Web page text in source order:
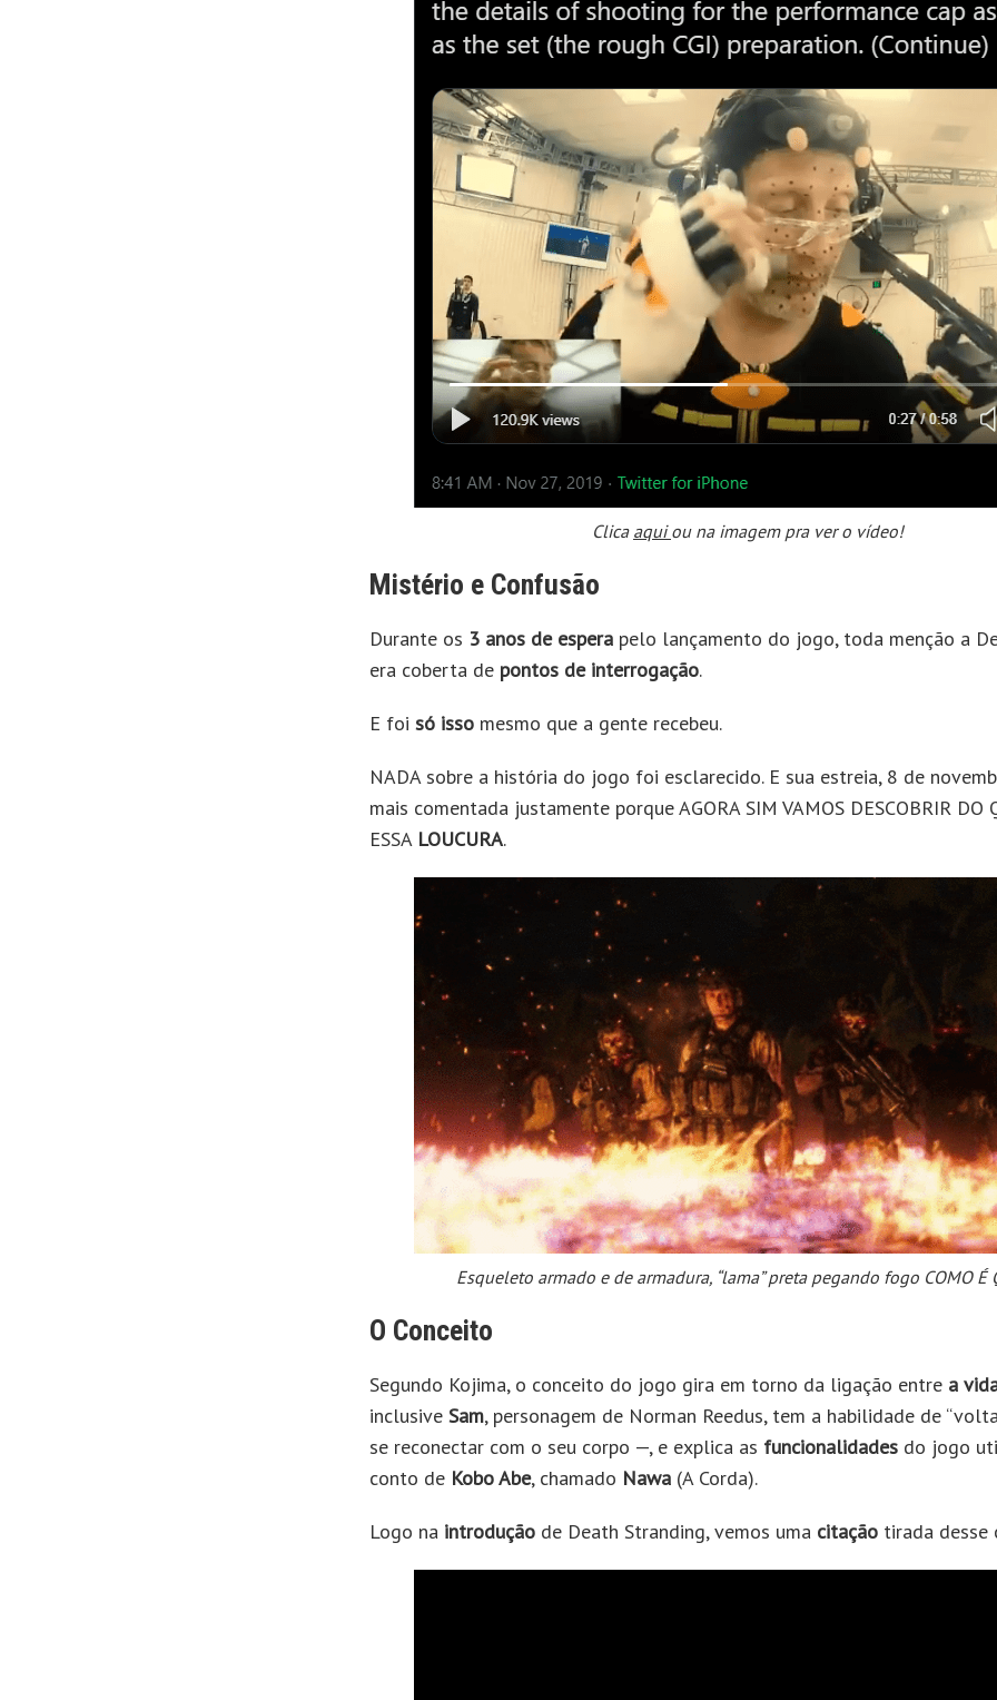
Clica aquiou na imagem pra ver o vídeo!
Mistério e Confusão
Durante os 3 anos de espera pelo lançamento do jogo, toda menção a
era coberta de pontos de interrogação.
E foi só isso mesmo que a gente recebeu.
NADA sobre a história do jogo foi esclarecido. E sua estreia, 8 de
mais comentada justamente porque AGORA SIM VAMOS DESCOBRIR DO
ESSA LOUCURA.
Esqueleto armado e de armadura, “lama” preta pegando fogo COMO É
O Conceito
Segundo Kojima, o conceito do jogo gira em torno da ligação entre a
inclusive Sam, personagem de Norman Reedus, tem a habilidade de
se reconectar com o seu corpo —, e explica as funcionalidades do jogo
conto de Kobo Abe, chamado Nawa (A Corda).
Logo na introdução de Death Stranding, vemos uma citação tirada desse